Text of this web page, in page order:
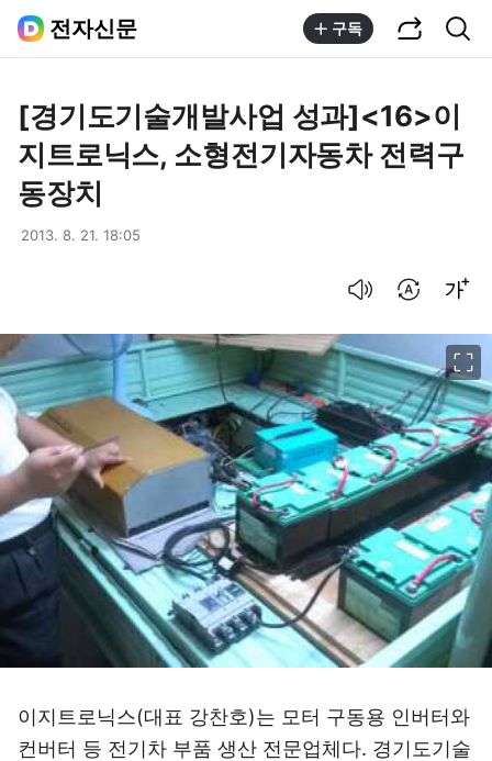
전자신문 구독
[경기도기술개발사업 성과]<16>이
지트로닉스, 소형전기자동차 전력구
동장치
2013. 8. 21. 18:05
이지트로닉스(대표 강찬호)는 모터 구동용 인버터와
컨버터 등 전기차 부품 생산 전문업체다. 경기도기술